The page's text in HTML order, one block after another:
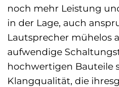
noch mehr Leistung
in der Lage, auch
Lautsprecher mühelos
aufwendige
hochwertigen Bauteile
Klangqualität, die